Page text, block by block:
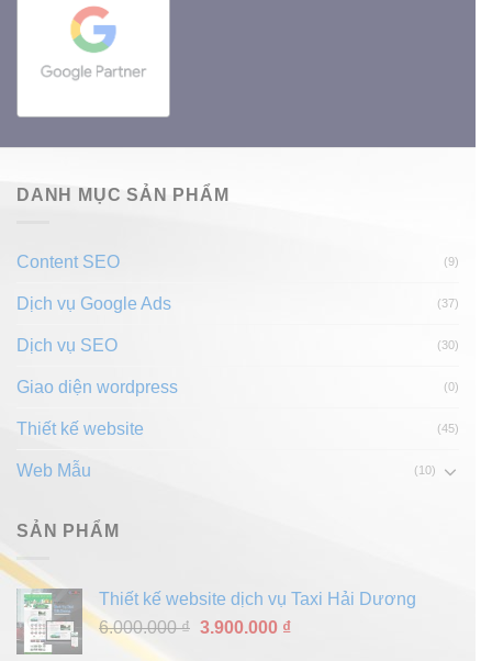
DANH MỤC SẢN PHẨM
Content SEO (9)
Dịch vụ Google Ads (37)
Dịch vụ SEO (30)
Giao diện wordpress (0)
Thiết kế website (45)
Web Mẫu (10)
SẢN PHẨM
Thiết kế website dịch vụ Taxi Hải Dương
6.000.000₫ Giá
3.900.000 ₫Giá